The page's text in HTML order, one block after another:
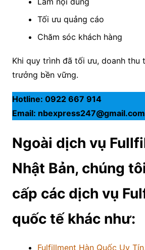
Tối ưu quảng cáo
Chăm sóc khách hàng
Khi quy trình đã tối ưu, doanh thu
trưởng bền vững.
Hotline: 0922 667 914
Email: nbexpress247@gmail.com
Ngoài dịch vụ
Nhật Bản, chúng
cấp các dịch vụ
quốc tế khác như:
Fulfillment Hàn Quốc Uy